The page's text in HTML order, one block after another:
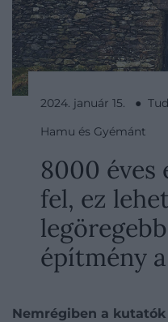
2024. január 15. ●
Hamu és Gyémánt
8000
fel, ez
építmény
Nemrégiben a